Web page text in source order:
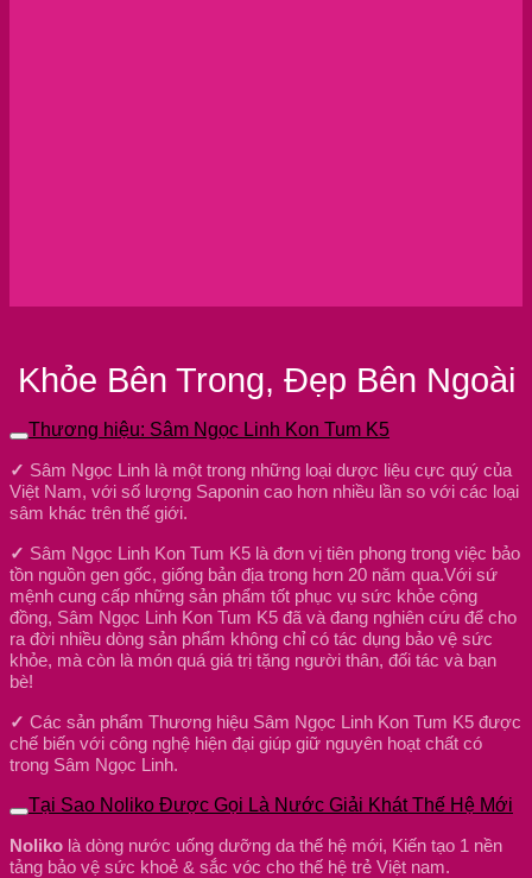
Khỏe Bên Trong, Đẹp Bên Ngoài
Thương hiệu: Sâm Ngọc Linh Kon Tum K5
✓ Sâm Ngọc Linh là một trong những loại dược liệu cực quý của
Việt Nam, với số lượng Saponin cao hơn nhiều lần so với các loại
sâm khác trên thế giới.
✓ Sâm Ngọc Linh Kon Tum K5 là đơn vị tiên phong trong việc bảo
tồn nguồn gen gốc, giống bản địa trong hơn 20 năm qua.Với sứ
mệnh cung cấp những sản phẩm tốt phục vụ sức khỏe cộng
đồng, Sâm Ngọc Linh Kon Tum K5 đã và đang nghiên cứu để cho
ra đời nhiều dòng sản phẩm không chỉ có tác dụng bảo vệ sức
khỏe, mà còn là món quá giá trị tặng người thân, đối tác và bạn
bè!
✓ Các sản phẩm Thương hiệu Sâm Ngọc Linh Kon Tum K5 được
chế biến với công nghệ hiện đại giúp giữ nguyên hoạt chất có
trong Sâm Ngọc Linh.
Tại Sao Noliko Được Gọi Là Nước Giải Khát Thế Hệ Mới
Noliko là dòng nước uống dưỡng da thế hệ mới, Kiến tạo 1 nền
tảng bảo vệ sức khoẻ & sắc vóc cho thế hệ trẻ Việt nam.